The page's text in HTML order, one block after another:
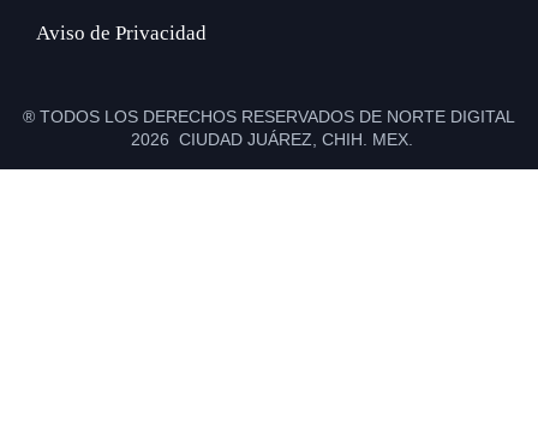
Aviso de Privacidad
® TODOS LOS DERECHOS RESERVADOS DE NORTE DIGITAL
2026 CIUDAD JUÁREZ, CHIH. MEX.